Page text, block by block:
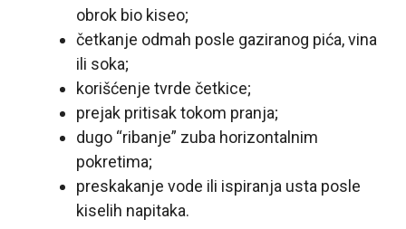
obrok bio kiseo;
četkanje odmah posle gaziranog pića, vina
ili soka;
korišćenje tvrde četkice;
prejak pritisak tokom pranja;
dugo “ribanje” zuba horizontalnim
pokretima;
preskakanje vode ili ispiranja usta posle
kiselih napitaka.